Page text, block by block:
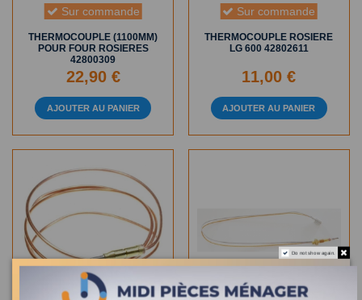
Sur commande
THERMOCOUPLE (1100MM)
POUR FOUR ROSIERES
42800309
22,90 €
AJOUTER AU PANIER
Sur commande
THERMOCOUPLE ROSIERE
LG 600 42802611
11,00 €
AJOUTER AU PANIER
Sur commande Sur commande
Do not show again.